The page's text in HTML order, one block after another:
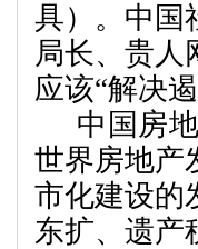
具）。 中国
局长、 贵人
应该“解决
中国房
世界房地产
市化建设的
东扩、遗产